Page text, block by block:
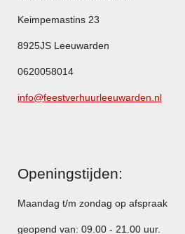
Keimpemastins 23
8925JS Leeuwarden
0620058014
info@feestverhuurleeuwarden.nl
Openingstijden:
Maandag t/m zondag op afspraak
geopend van: 09.00 - 21.00 uur.